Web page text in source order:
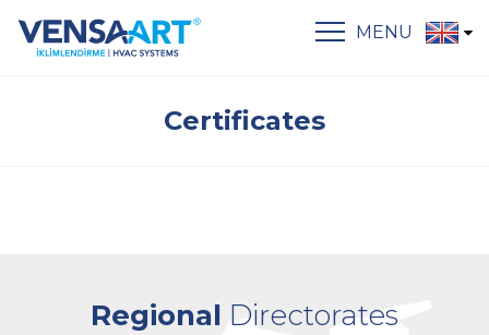
MENU
Certificates
Regional Directorates